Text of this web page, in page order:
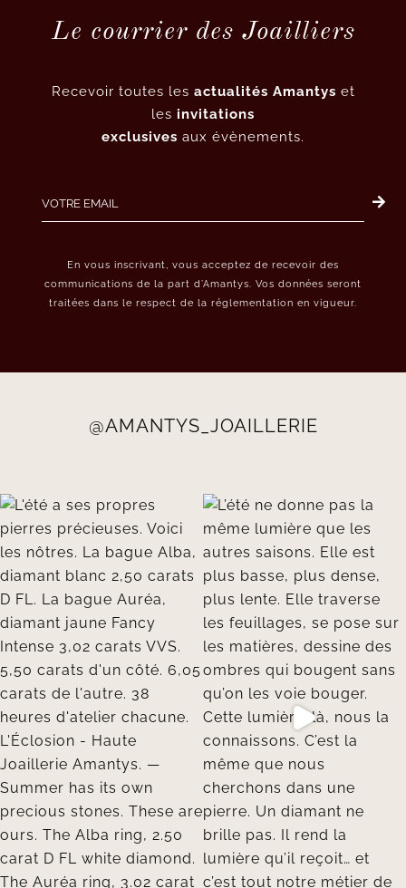
Le courrier des Joailliers
Recevoir toutes les actualités Amantys et
les invitations
exclusives aux évènements.
En vous inscrivant, vous acceptez de recevoir des
communications de la part d’Amantys. Vos données seront
traitées dans le respect de la réglementation en vigueur.
@AMANTYS_JOAILLERIE